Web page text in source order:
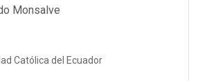
Monsalve
Católica del Ecuador